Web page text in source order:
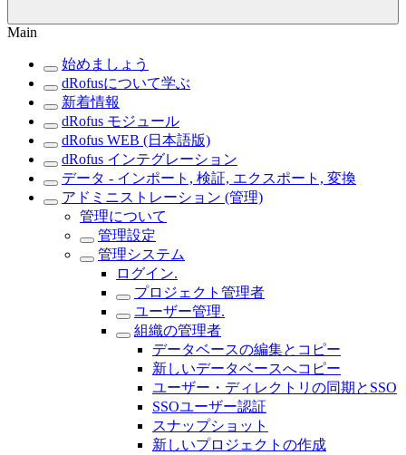
Main
始めましょう
dRofusについて学ぶ
新着情報
dRofus モジュール
dRofus WEB (日本語版)
dRofus インテグレーション
データ - インポート, 検証, エクスポート, 変換
アドミニストレーション (管理)
管理について
管理設定
管理システム
ログイン.
プロジェクト管理者
ユーザー管理.
組織の管理者
データベースの編集とコピー
新しいデータベースへコピー
ユーザー・ディレクトリの同期とSSO
SSOユーザー認証
スナップショット
新しいプロジェクトの作成